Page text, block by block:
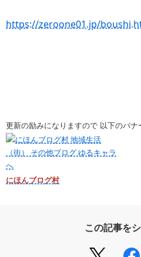
https://zeroone01.jp/
更新の励みになりますので 以下のバナ
にほんブログ村
この記事を